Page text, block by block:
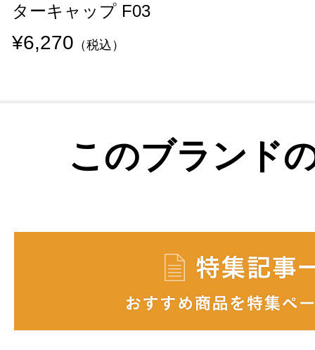
ターキャップ F03
¥6,270 （税込）
このブランド